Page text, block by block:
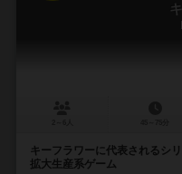
キーフラワーに代表されるシ
拡大生産系ゲーム